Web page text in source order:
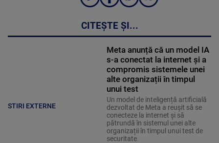
CITEȘTE ȘI...
STIRI EXTERNE
Meta anunță că un model IA
s-a conectat la internet și a
compromis sistemele unei
alte organizații în timpul
unui test
Un model de inteligență artificială
dezvoltat de Meta a reușit să se
conecteze la internet și să
pătrundă în sistemul unei alte
organizații în timpul unui test de
securitate.